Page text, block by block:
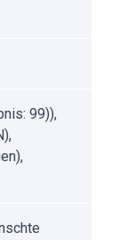
99)),